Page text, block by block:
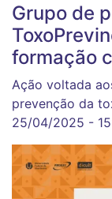
Grupo de
formação
Ação voltada
prevenção da
25/04/2025 -